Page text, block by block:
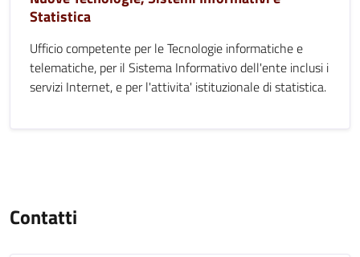
Statistica
Ufficio competente per le Tecnologie informatiche e
telematiche, per il Sistema Informativo dell'ente inclusi i
servizi Internet, e per l'attivita' istituzionale di statistica.
Contatti